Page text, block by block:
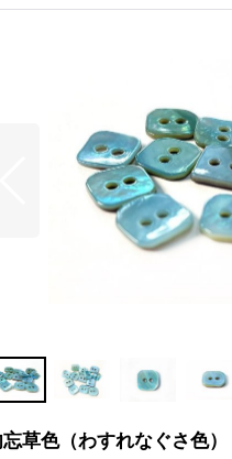
草色（わすれなぐさ色）